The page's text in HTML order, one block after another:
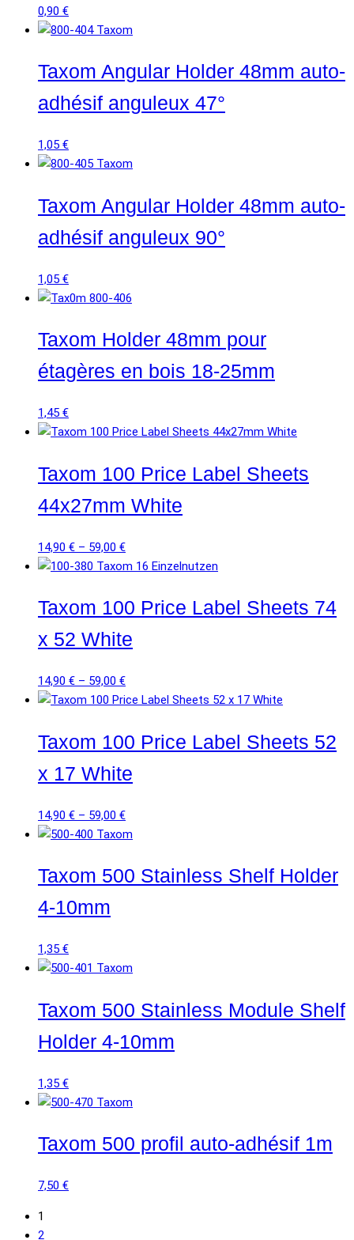
0,90 €
Taxom Angular Holder 48mm auto-
adhésif anguleux 47°
1,05 €
Taxom Angular Holder 48mm auto-
adhésif anguleux 90°
1,05 €
Taxom Holder 48mm pour
étagères en bois 18-25mm
1,45 €
Taxom 100 Price Label Sheets
44x27mm White
14,90 € – 59,00 €
Taxom 100 Price Label Sheets 74
x 52 White
14,90 € – 59,00 €
Taxom 100 Price Label Sheets 52
x 17 White
14,90 € – 59,00 €
Taxom 500 Stainless Shelf Holder
4-10mm
1,35 €
Taxom 500 Stainless Module Shelf
Holder 4-10mm
1,35 €
Taxom 500 profil auto-adhésif 1m
7,50 €
1
2